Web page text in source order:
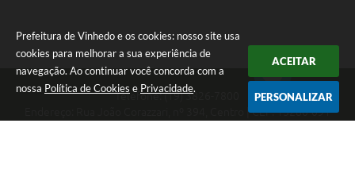
Prefeitura de Vinhedo e os cookies: nosso site usa
cookies para melhorar a sua experiência de
navegação. Ao continuar você concorda com a
nossa Política de Cookies e Privacidade.
ACEITAR
PERSONALIZAR
Telefone: (19) 3826-7800
Endereço: Rua João Corazzari, nº 394, Centro | CEP: 13280-091